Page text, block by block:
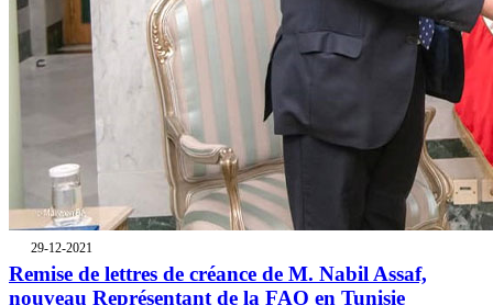
29-12-2021
Remise de lettres de créance de M. Nabil Assaf,
nouveau Représentant de la FAO en Tunisie